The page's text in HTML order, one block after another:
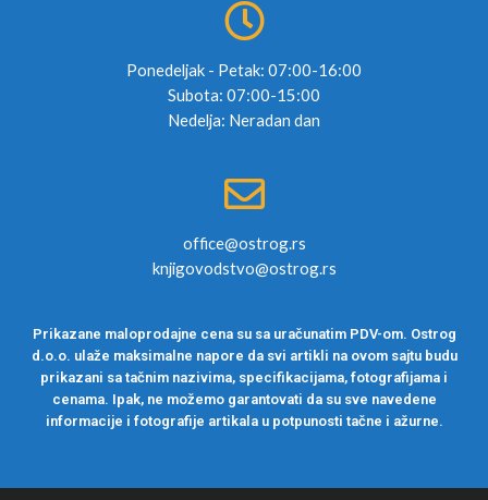
Ponedeljak - Petak: 07:00-16:00
Subota: 07:00-15:00
Nedelja: Neradan dan
office@ostrog.rs
knjigovodstvo@ostrog.rs
Prikazane maloprodajne cena su sa uračunatim PDV-om. Ostrog
d.o.o. ulaže maksimalne napore da svi artikli na ovom sajtu budu
prikazani sa tačnim nazivima, specifikacijama, fotografijama i
cenama. Ipak, ne možemo garantovati da su sve navedene
informacije i fotografije artikala u potpunosti tačne i ažurne.